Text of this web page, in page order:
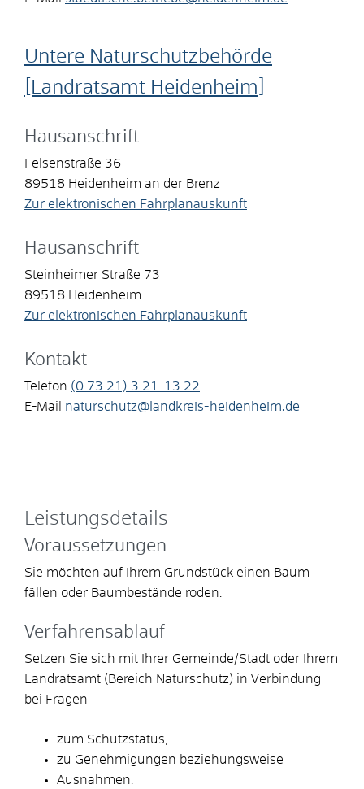
Untere Naturschutzbehörde
[Landratsamt Heidenheim]
Hausanschrift
Felsenstraße 36
89518 Heidenheim an der Brenz
Zur elektronischen Fahrplanauskunft
Hausanschrift
Steinheimer Straße 73
89518 Heidenheim
Zur elektronischen Fahrplanauskunft
Kontakt
Telefon (0 73 21) 3 21-13 22
E-Mail
naturschutz@landkreis-heidenheim.de
Leistungsdetails
Voraussetzungen
Sie möchten auf Ihrem Grundstück einen Baum
fällen oder Baumbestände roden.
Verfahrensablauf
Setzen Sie sich mit Ihrer Gemeinde/Stadt oder Ihrem
Landratsamt (Bereich Naturschutz) in Verbindung
bei Fragen
zum Schutzstatus,
zu Genehmigungen beziehungsweise
Ausnahmen.